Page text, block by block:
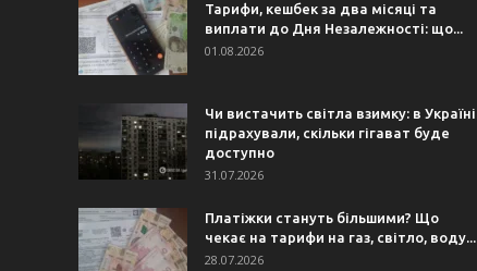
Тарифи, кешбек за два місяці та
виплати до Дня Незалежності: що...
01.08.2026
Чи вистачить світла взимку: в Україні
підрахували, скільки гігават буде
доступно
31.07.2026
Платіжки стануть більшими? Що
чекає на тарифи на газ, світло, воду...
28.07.2026